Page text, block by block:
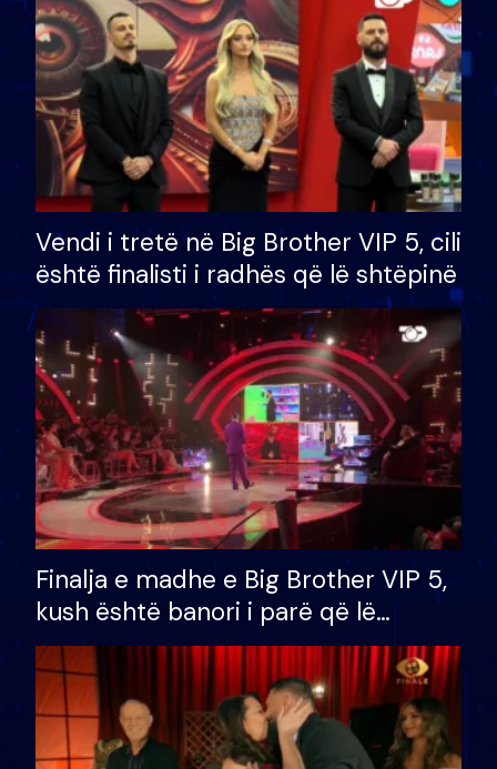
Vendi i tretë në Big Brother VIP 5, cili
është finalisti i radhës që lë shtëpinë
Finalja e madhe e Big Brother VIP 5,
kush është banori i parë që lë
shtëpinë dhe humb mundësinë për
të fituar çmimin e madh